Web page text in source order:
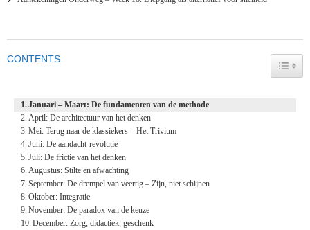
CONTENTS
Januari – Maart: De fundamenten van de methode
April: De architectuur van het denken
Mei: Terug naar de klassiekers – Het Trivium
Juni: De aandacht-revolutie
Juli: De frictie van het denken
Augustus: Stilte en afwachting
September: De drempel van veertig – Zijn, niet schijnen
Oktober: Integratie
November: De paradox van de keuze
December: Zorg, didactiek, geschenk